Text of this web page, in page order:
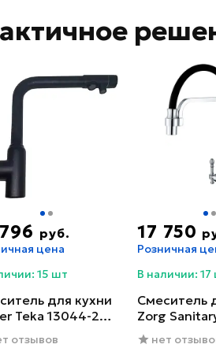
руб.
цена
15 шт
для кухни
Teka 13044-2
глянцевый
отзывов
17 750
Розничная
В наличии: 17
Смеситель
Zorg
YF нет